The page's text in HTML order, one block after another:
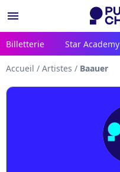
menu
Billetterie Star Academy
Accueil / Artistes / Baauer